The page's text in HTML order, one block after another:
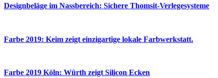
Designbeläge im Nassbereich: Sichere Thomsit-Verlegesysteme
Farbe 2019: Keim zeigt einzigartige lokale Farbwerkstatt.
Farbe 2019 Köln: Würth zeigt Silicon Ecken